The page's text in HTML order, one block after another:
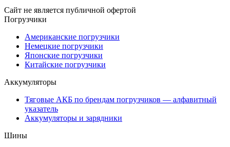
Сайт не является публичной офертой
Погрузчики
Американские погрузчики
Немецкие погрузчики
Японские погрузчики
Китайские погрузчики
Аккумуляторы
Тяговые АКБ по брендам погрузчиков — алфавитный
указатель
Аккумуляторы и зарядники
Шины